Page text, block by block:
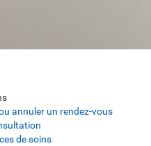
annuler un rendez-vous
de soins